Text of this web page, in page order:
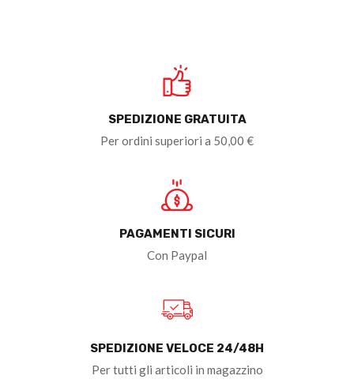
SPEDIZIONE GRATUITA
Per ordini superiori a 50,00 €
PAGAMENTI SICURI
Con Paypal
SPEDIZIONE VELOCE 24/48H
Per tutti gli articoli in magazzino